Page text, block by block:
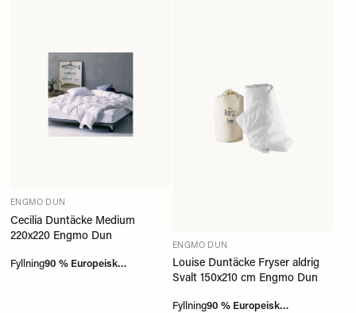
ENGMO DUN
Cecilia Duntäcke Medium
220x220 Engmo Dun
Fyllning90 % Europeisk
ENGMO DUN
Louise Duntäcke Fryser aldrig
Svalt 150x210 cm Engmo Dun
Fyllning90 % Europeisk